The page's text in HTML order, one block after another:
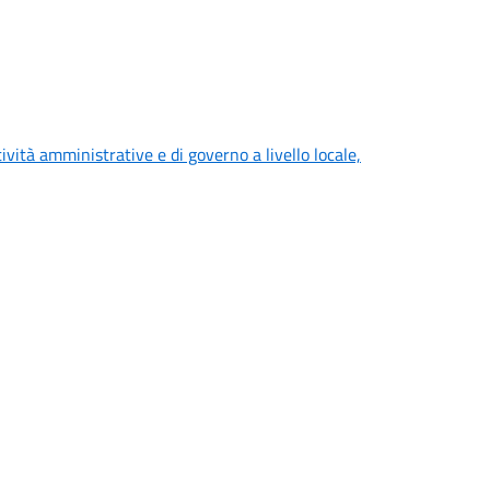
amministrative e di governo a livello locale,